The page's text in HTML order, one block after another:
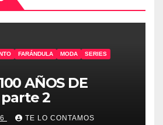
FARÁNDULA MODA
SERIES
AÑOS DE
parte 2
TE LO CONTAMOS